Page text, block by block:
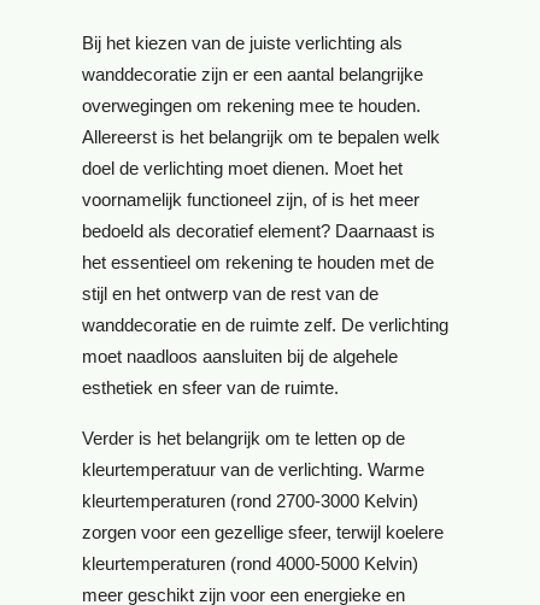
Bij het kiezen van de juiste verlichting als
wanddecoratie zijn er een aantal belangrijke
overwegingen om rekening mee te houden.
Allereerst is het belangrijk om te bepalen welk
doel de verlichting moet dienen. Moet het
voornamelijk functioneel zijn, of is het meer
bedoeld als decoratief element? Daarnaast is
het essentieel om rekening te houden met de
stijl en het ontwerp van de rest van de
wanddecoratie en de ruimte zelf. De verlichting
moet naadloos aansluiten bij de algehele
esthetiek en sfeer van de ruimte.
Verder is het belangrijk om te letten op de
kleurtemperatuur van de verlichting. Warme
kleurtemperaturen (rond 2700-3000 Kelvin)
zorgen voor een gezellige sfeer, terwijl koelere
kleurtemperaturen (rond 4000-5000 Kelvin)
meer geschikt zijn voor een energieke en